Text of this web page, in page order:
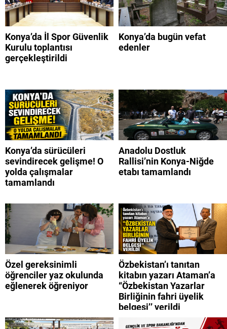
Konya’da İl Spor Güvenlik
Kurulu toplantısı
gerçekleştirildi
Konya’da bugün vefat
edenler
Konya’da sürücüleri
sevindirecek gelişme! O
yolda çalışmalar
tamamlandı
Anadolu Dostluk
Rallisi’nin Konya-Niğde
etabı tamamlandı
Özel gereksinimli
öğrenciler yaz okulunda
eğlenerek öğreniyor
Özbekistan’ı tanıtan
kitabın yazarı Ataman’a
“Özbekistan Yazarlar
Birliğinin fahri üyelik
belgesi’’ verildi